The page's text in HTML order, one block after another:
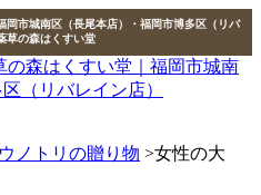
岡市城南区（長尾本店）・福岡市博多区（リバ
草の森はくすい堂
ノトリの贈り物 >女性の大